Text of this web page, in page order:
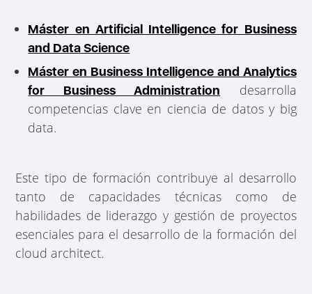
Máster en Artificial Intelligence for Business
and Data Science
Máster en Business Intelligence and Analytics
for Business Administration
desarrolla
competencias clave en ciencia de datos y big
data.
Este tipo de formación contribuye al desarrollo
tanto de capacidades técnicas como de
habilidades de liderazgo y gestión de proyectos
esenciales para el desarrollo de la formación del
cloud architect.